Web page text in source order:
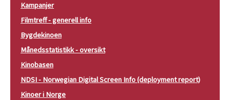
Kampanjer
Filmtreff - generell info
Bygdekinoen
Månedsstatistikk - oversikt
Kinobasen
NDSI - Norwegian Digital Screen Info (deployment report)
Kinoer i Norge